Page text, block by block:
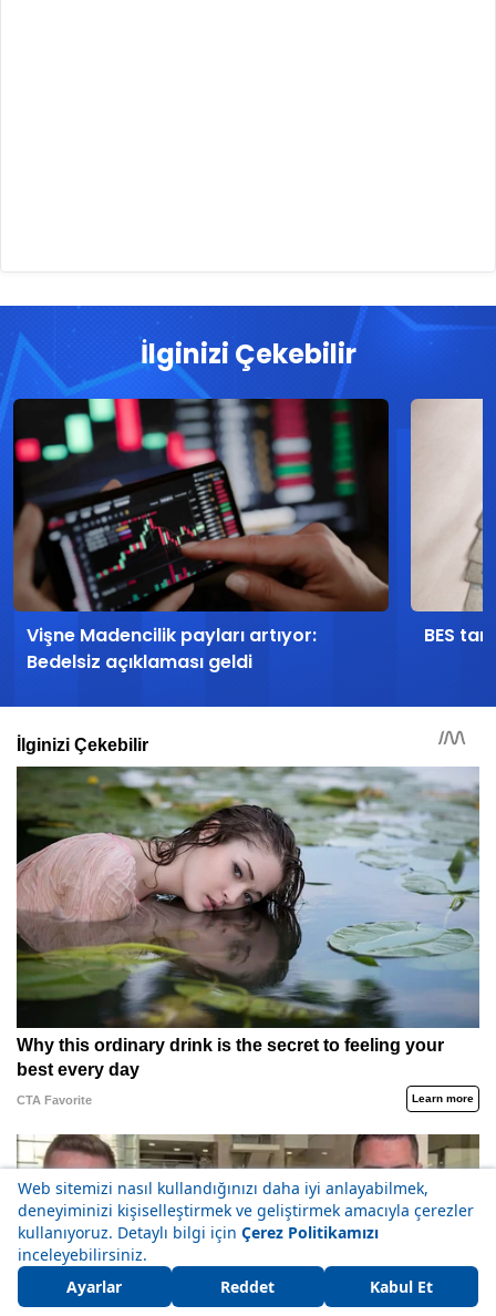
İlginizi Çekebilir
Vişne Madencilik payları artıyor:
Bedelsiz açıklaması geldi
BES